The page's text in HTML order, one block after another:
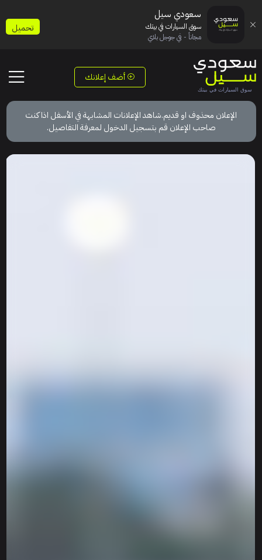
أضف إعلانك
الإعلان محذوف او قديم.شاهد الإعلانات المشابهة في الأسفل اذا كنت
صاحب الإعلان قم بتسجيل الدخول لمعرفة التفاصيل.
سعودي سيل
سوق السيارات في بيتك
مجاناً - في جوجل بلاي
تحميل